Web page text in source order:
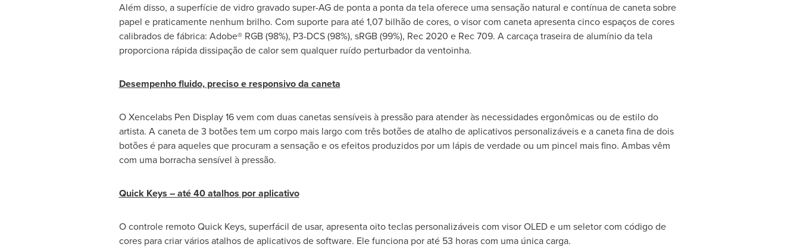
Além disso, a superfície de vidro gravado super-AG deponta a ponta da tela oferece uma sensação natural e contínua de caneta sobre
papel e praticamente nenhum brilho. Com suporte para até 1,07 bilhão de cores, o visor com caneta apresenta cinco espaços de cores
calibrados de fábrica: Adobe® RGB (98%), P3-DCS (98%), sRGB (99%), Rec 2020 e Rec 709. A carcaça traseira de alumínio da tela
proporciona rápida dissipação de calor sem qualquer ruído perturbador da ventoinha.
Desempenho fluido, preciso e responsivo da caneta
O Xencelabs Pen Display 16 vem com duas canetas sensíveis à pressão para atender às necessidades ergonômicas ou de estilo do
artista. A caneta de 3 botões tem um corpo mais largo com três botões de atalho de aplicativos personalizáveis e a caneta fina de dois
botões é para aqueles que procuram a sensação e os efeitos produzidos por um lápis de verdade ou um pincel mais fino. Ambas vêm
com uma borracha sensível à pressão.
Quick Keys – até 40 atalhos por aplicativo
O controle remoto Quick Keys, superfácil de usar, apresenta oito teclas personalizáveis com visor OLED e um seletor com código de
cores para criar vários atalhos de aplicativos de software. Ele funciona por até 53 horas com uma única carga.